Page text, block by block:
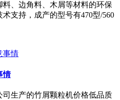
料、边角料、木屑等材料的环保
支持，成产的型号有470型/560
情
司生产的竹屑颗粒机价格低品质